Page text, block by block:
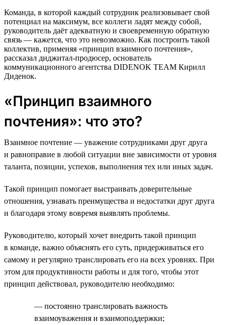
Команда, в которой каждый сотрудник реализовывает свой
потенциал на максимум, все коллеги ладят между собой,
руководитель даёт адекватную и своевременную обратную
связь — кажется, что это невозможно. Как построить такой
коллектив, применяя «принцип взаимного почтения»,
рассказал диджитал-продюсер, основатель
коммуникационного агентства DIDENOK TEAM Кирилл
Диденок.
«Принцип взаимного
почтения»: что это?
Взаимное почтение — уважение сотрудниками друг друга
и равноправие в любой ситуации вне зависимости от уровня
таланта, позиции, успехов, выполнения тех или иных задач.
Такой принцип помогает выстраивать доверительные
отношения, узнавать преимущества и недостатки друг друга
и благодаря этому вовремя выявлять проблемы.
Руководителю, который хочет внедрить такой принцип
в команде, важно объяснять его суть, придерживаться его
самому и регулярно транслировать его на всех уровнях. При
этом для продуктивности работы и для того, чтобы этот
принцип действовал, руководителю необходимо:
— постоянно транслировать важность
взаимоуважения и взаимоподдержки;